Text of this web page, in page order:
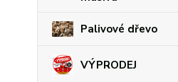
Palivové dřevo
VÝPRODEJ